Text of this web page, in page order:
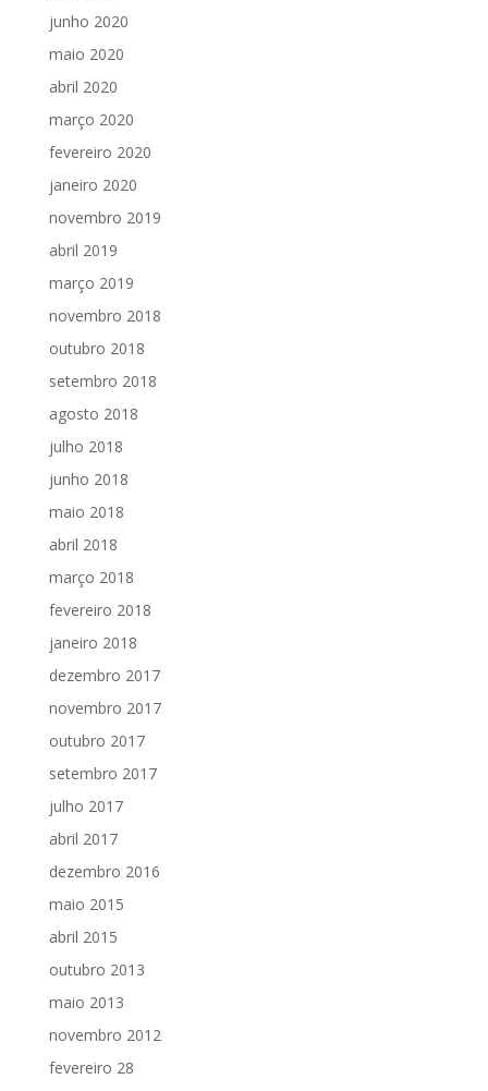
junho 2020
maio 2020
abril 2020
março 2020
fevereiro 2020
janeiro 2020
novembro 2019
abril 2019
março 2019
novembro 2018
outubro 2018
setembro 2018
agosto 2018
julho 2018
junho 2018
maio 2018
abril 2018
março 2018
fevereiro 2018
janeiro 2018
dezembro 2017
novembro 2017
outubro 2017
setembro 2017
julho 2017
abril 2017
dezembro 2016
maio 2015
abril 2015
outubro 2013
maio 2013
novembro 2012
fevereiro 28